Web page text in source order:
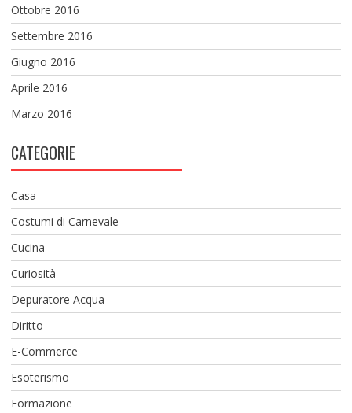
Ottobre 2016
Settembre 2016
Giugno 2016
Aprile 2016
Marzo 2016
CATEGORIE
Casa
Costumi di Carnevale
Cucina
Curiosità
Depuratore Acqua
Diritto
E-Commerce
Esoterismo
Formazione